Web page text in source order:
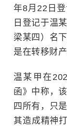
年8月22日
日登记于温
梁某四）名
是在转移财
温某甲在
函》中称，
四所有，只
其造成精神